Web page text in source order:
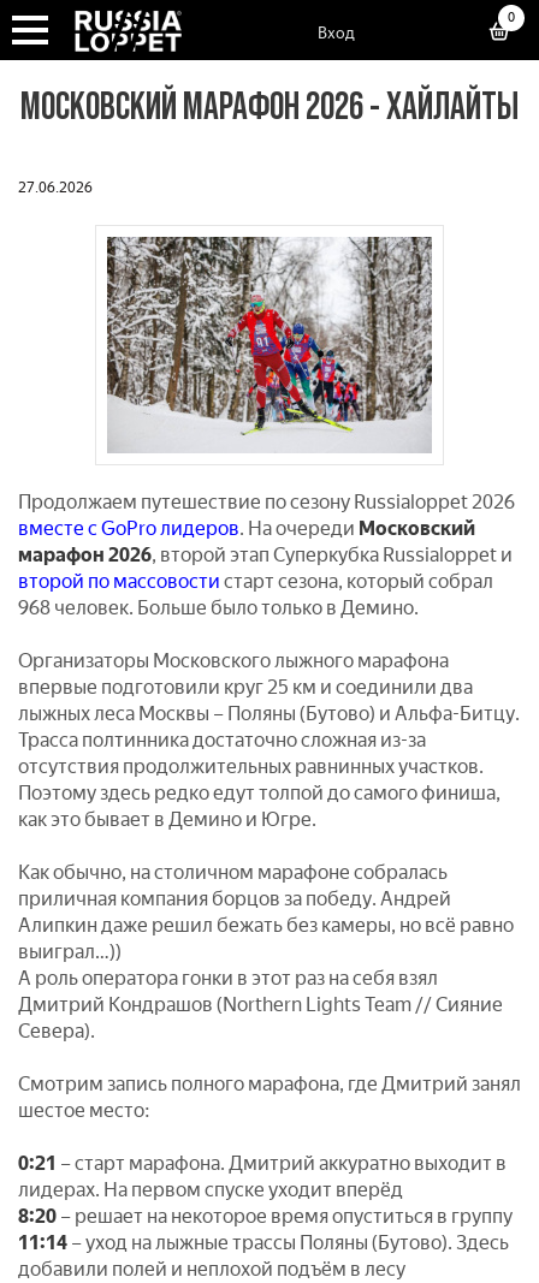
Вход
0
МОСКОВСКИЙ МАРАФОН 2026 - ХАЙЛАЙТЫ
27.06.2026
Продолжаем путешествие по сезону Russialoppet 2026
вместе с GoPro лидеров. На очереди Московский
марафон 2026, второй этап Суперкубка Russialoppet и
второй по массовости старт сезона, который собрал
968 человек. Больше было только в Демино.
Организаторы Московского лыжного марафона
впервые подготовили круг 25 км и соединили два
лыжных леса Москвы – Поляны (Бутово) и Альфа-Битцу.
Трасса полтинника достаточно сложная из-за
отсутствия продолжительных равнинных участков.
Поэтому здесь редко едут толпой до самого финиша,
как это бывает в Демино и Югре.
Как обычно, на столичном марафоне собралась
приличная компания борцов за победу. Андрей
Алипкин даже решил бежать без камеры, но всё равно
выиграл…))
А роль оператора гонки в этот раз на себя взял
Дмитрий Кондрашов (Northern Lights Team // Сияние
Севера).
Смотрим запись полного марафона, где Дмитрий занял
шестое место:
0:21 – старт марафона. Дмитрий аккуратно выходит в
лидерах. На первом спуске уходит вперёд
8:20 – решает на некоторое время опуститься в группу
11:14 – уход на лыжные трассы Поляны (Бутово). Здесь
добавили полей и неплохой подъём в лесу